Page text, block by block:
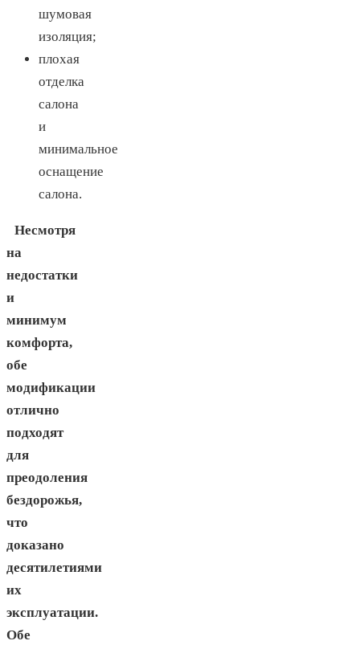
шумовая
изоляция;
плохая
отделка
салона
и
минимальное
оснащение
салона.
Несмотря
на
недостатки
и
минимум
комфорта,
обе
модификации
отлично
подходят
для
преодоления
бездорожья,
что
доказано
десятилетиями
их
эксплуатации.
Обе